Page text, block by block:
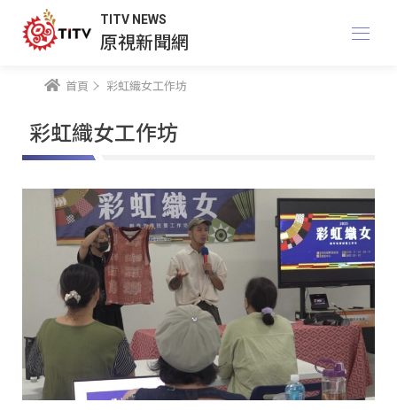
TITV NEWS
原視新聞網
首頁 彩虹織女工作坊
彩虹織女工作坊